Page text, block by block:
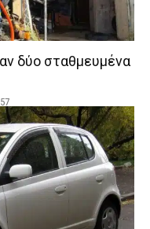
δύο σταθμευμένα